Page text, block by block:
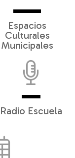
Espacios
Culturales
Municipales
Radio Escuela